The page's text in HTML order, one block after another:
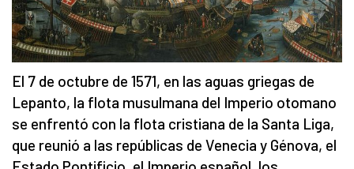
El 7 de octubre de 1571, en las aguas griegas de
Lepanto, la flota musulmana del Imperio otomano
se enfrentó con la flota cristiana de la Santa Liga,
que reunió a las repúblicas de Venecia y Génova, el